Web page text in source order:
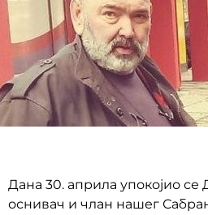
Дана 30. априла упокојио
оснивач и члан нашег